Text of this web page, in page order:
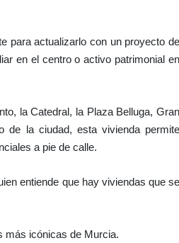
para actualizarlo con un proyecto de
en el centro o activo patrimonial en
la Catedral, la Plaza Belluga, Gran
de la ciudad, esta vivienda permite
a pie de calle.
entiende que hay viviendas que se
más icónicas de Murcia.